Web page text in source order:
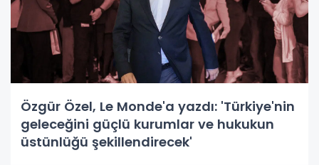
Özgür Özel, Le Monde'a yazdı: 'Türkiye'nin
geleceğini güçlü kurumlar ve hukukun
üstünlüğü şekillendirecek'